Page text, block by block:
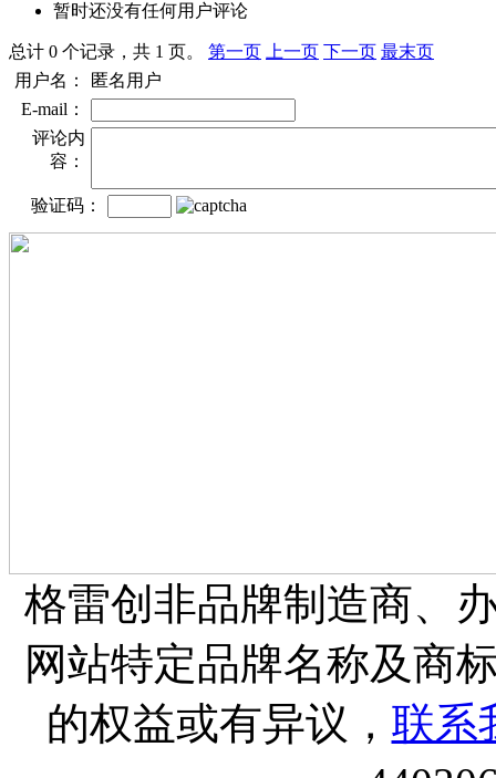
暂时还没有任何用户评论
总计 0 个记录，共 1 页。 第一页 上一页 下一页 最末页
用户名：
匿名用户
E-mail：
评论内
容：
验证码：
格雷创非品牌制造商、
网站特定品牌名称及商
的权益或有异议， 联系